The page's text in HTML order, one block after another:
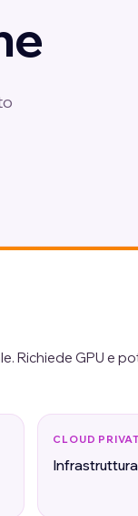
Richiede GPU e
CLOUD